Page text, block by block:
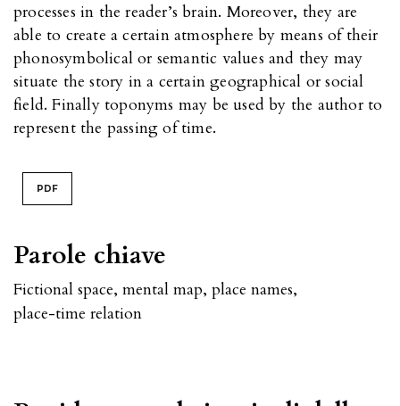
Parole chiave
Fictional space, mental map, place names,
place-time relation
processes in the reader’s brain. Moreover, they are
able to create a certain atmosphere by means of their
phonosymbolical or semantic values and they may
situate the story in a certain geographical or social
field. Finally toponyms may be used by the author to
represent the passing of time.
PDF